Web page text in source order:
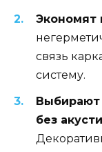
Экономят
связь
систему.
Выбирают
без